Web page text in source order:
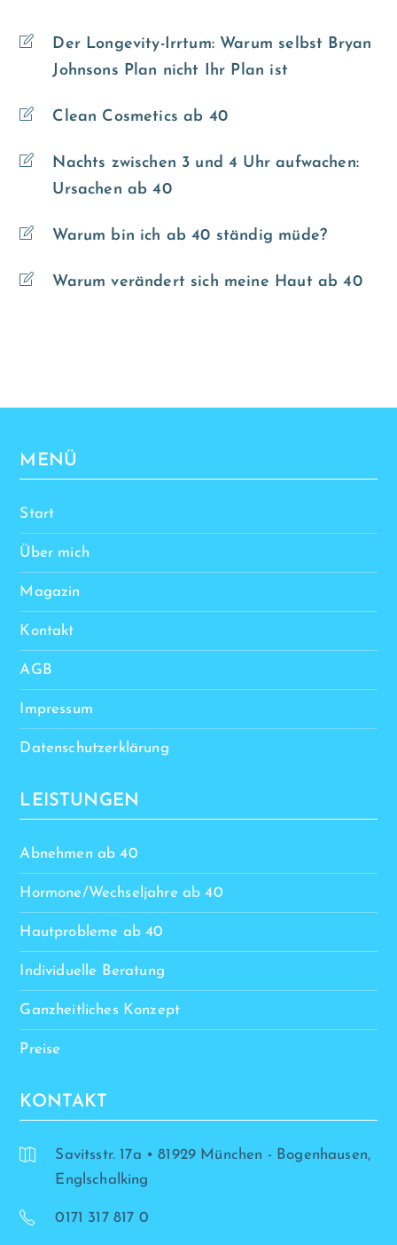
Der Longevity-Irrtum: Warum selbst Bryan
Johnsons Plan nicht Ihr Plan ist
Clean Cosmetics ab 40
Nachts zwischen 3 und 4 Uhr aufwachen:
Ursachen ab 40
Warum bin ich ab 40 ständig müde?
Warum verändert sich meine Haut ab 40
MENÜ
Start
Über mich
Magazin
Kontakt
AGB
Impressum
Datenschutzerklärung
LEISTUNGEN
Abnehmen ab 40
Hormone/Wechseljahre ab 40
Hautprobleme ab 40
Individuelle Beratung
Ganzheitliches Konzept
Preise
KONTAKT
Savitsstr. 17a • 81929 München - Bogenhausen,
Englschalking
0171 317 817 0